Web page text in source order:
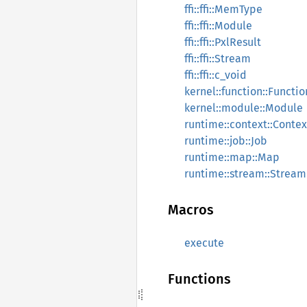
ffi::ffi::MemType
ffi::ffi::Module
ffi::ffi::PxlResult
ffi::ffi::Stream
ffi::ffi::c_void
kernel::module::Module
runtime::job::Job
runtime::map::Map
runtime::stream::Stream
Macros
execute
Functions